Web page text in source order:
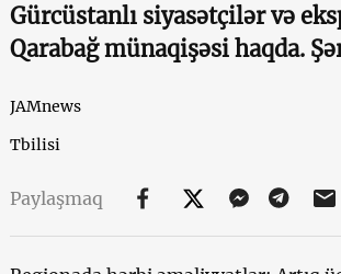
Gürcüstanlı siyasətçilər və
Qarabağ münaqişəsi haqda.
JAMnews
Tbilisi
Paylaşmaq